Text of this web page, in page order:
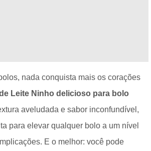
nada conquista mais os corações
Leite Ninho delicioso para bolo
aveludada e sabor inconfundível,
para elevar qualquer bolo a um nível
E o melhor: você pode